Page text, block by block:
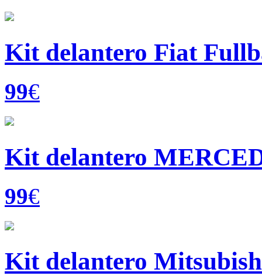
Kit delantero Fiat
99€
Kit delantero
99€
Kit delantero